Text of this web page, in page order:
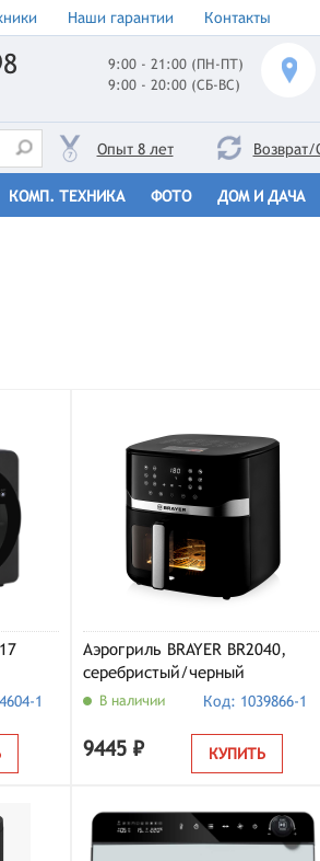
Наши гарантии Контакты
9:00 - 21:00 (ПН-ПТ)
9:00 - 20:00 (СБ-ВС)
Опыт 8 лет
КОМП. ТЕХНИКА ФОТО ДОМ И ДАЧА
1
Аэрогриль BRAYER BR2040,
серебристый/черный
В наличии Код: 1039866-1
9445 ₽ КУПИТЬ